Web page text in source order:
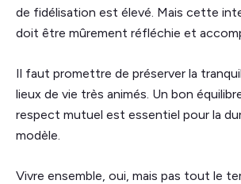
de fidélisation est élevé. Mais cette
doit être mûrement réfléchie et
Il faut promettre de préserver la
lieux de vie très animés. Un bon
respect mutuel est essentiel pour la
modèle.
Vivre ensemble, oui, mais pas tout le